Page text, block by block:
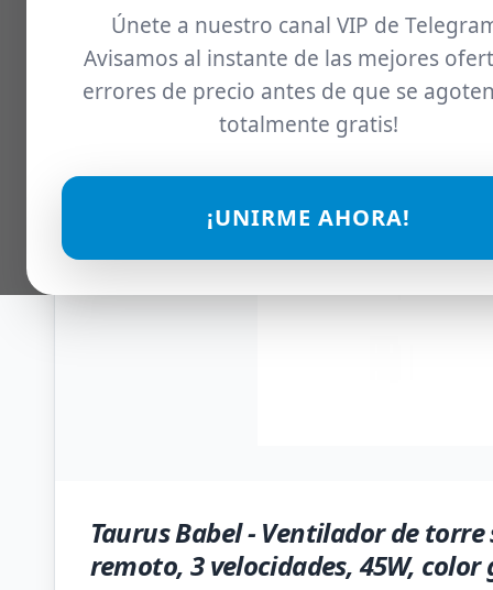
Únete a nuestro canal VIP de
Avisamos al instante de las mejores
errores de precio antes de que se
totalmente gratis!
¡UNIRME AHORA!
Taurus Babel - Ventilador de
remoto, 3 velocidades, 45W, color